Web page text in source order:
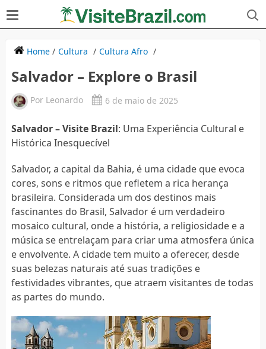
Home/ Cultura / Cultura Afro /
Salvador – Explore o Brasil
Por Leonardo 6 de maio de 2025
Salvador – Visite Brazil: Uma Experiência Cultural e
Histórica Inesquecível
Salvador, a capital da Bahia, é uma cidade que evoca
cores, sons e ritmos que refletem a rica herança
brasileira. Considerada um dos destinos mais
fascinantes do Brasil, Salvador é um verdadeiro
mosaico cultural, onde a história, a religiosidade e a
música se entrelaçam para criar uma atmosfera única
e envolvente. A cidade tem muito a oferecer, desde
suas belezas naturais até suas tradições e
festividades vibrantes, que atraem visitantes de todas
as partes do mundo.